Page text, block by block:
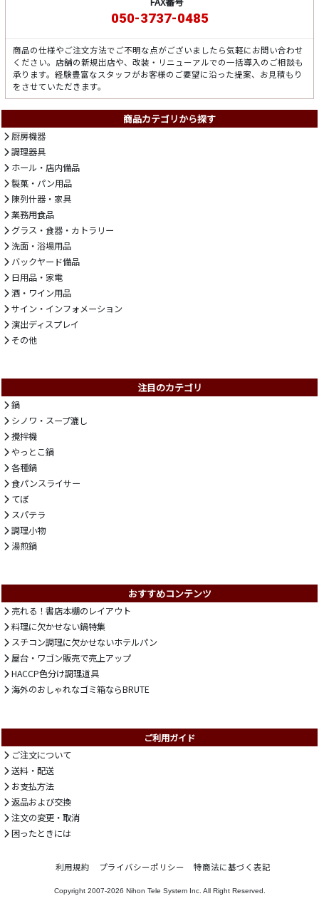
050-3737-0485
商品の仕様やご注文方法でご不明な点がございましたら気軽にお問い合わせ
ください。店舗の新規出店や、改装・リニューアルでの一括導入のご相談も
承ります。経験豊富なスタッフがお客様のご要望に沿った提案、お見積もり
をさせていただきます。
商品カテゴリから探す
厨房機器
調理器具
ホール・店内備品
製菓・パン用品
陳列什器・家具
業務用食品
グラス・食器・カトラリー
洗面・浴場用品
バックヤード備品
日用品・家電
酒・ワイン用品
サイン・インフォメーション
演出ディスプレイ
その他
注目のカテゴリ
鍋
シノワ・スープ漉し
攪拌機
やっとこ鍋
各種鍋
食パンスライサー
てぼ
スパテラ
調理小物
湯煎鍋
おすすめコンテンツ
売れる！書店本棚のレイアウト
料理に欠かせない鍋特集
スチコン調理に欠かせないホテルパン
屋台・ワゴン販売で売上アップ
HACCP色分け調理道具
海外のおしゃれなゴミ箱ならBRUTE
ご利用ガイド
ご注文について
送料・配送
お支払方法
返品および交換
注文の変更・取消
困ったときには
利用規約 プライバシーポリシー 特商法に基づく表記
Copyright 2007-2026 Nihon Tele System Inc. All Right Reserved.